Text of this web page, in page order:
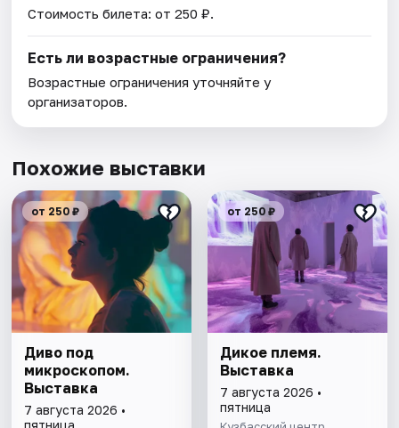
Стоимость билета: от 250 ₽.
Есть ли возрастные ограничения?
Возрастные ограничения уточняйте у
организаторов.
Похожие выставки
от 250 ₽
Диво под
микроскопом.
Выставка
7 августа 2026 •
от 250 ₽
Дикое племя.
Выставка
7 августа 2026 •
пятница